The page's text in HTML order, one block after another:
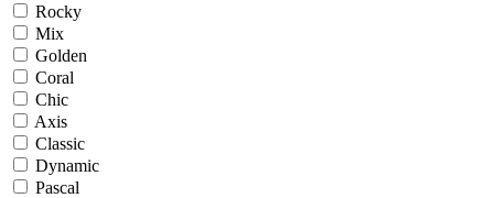
Rocky
Mix
Golden
Coral
Chic
Axis
Classic
Dynamic
Pascal